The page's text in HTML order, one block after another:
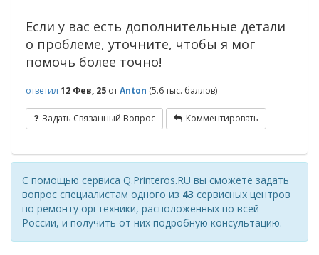
Если у вас есть дополнительные детали
о проблеме, уточните, чтобы я мог
помочь более точно!
ответил 12 Фев, 25 отAnton (5.6 тыс. баллов)
Задать Связанный Вопрос Комментировать
С помощью сервиса Q.Printeros.RU вы сможете задать
вопрос специалистам одного из 43 сервисных центров
по ремонту оргтехники, расположенных по всей
России, и получить от них подробную консультацию.